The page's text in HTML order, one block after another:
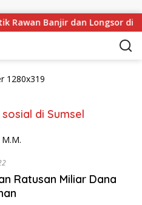
Rawan Banjir dan Longsor di
di Sumsel
Ratusan Miliar Dana